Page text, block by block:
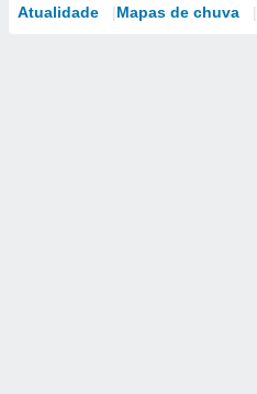
Atualidade Mapas de chuva